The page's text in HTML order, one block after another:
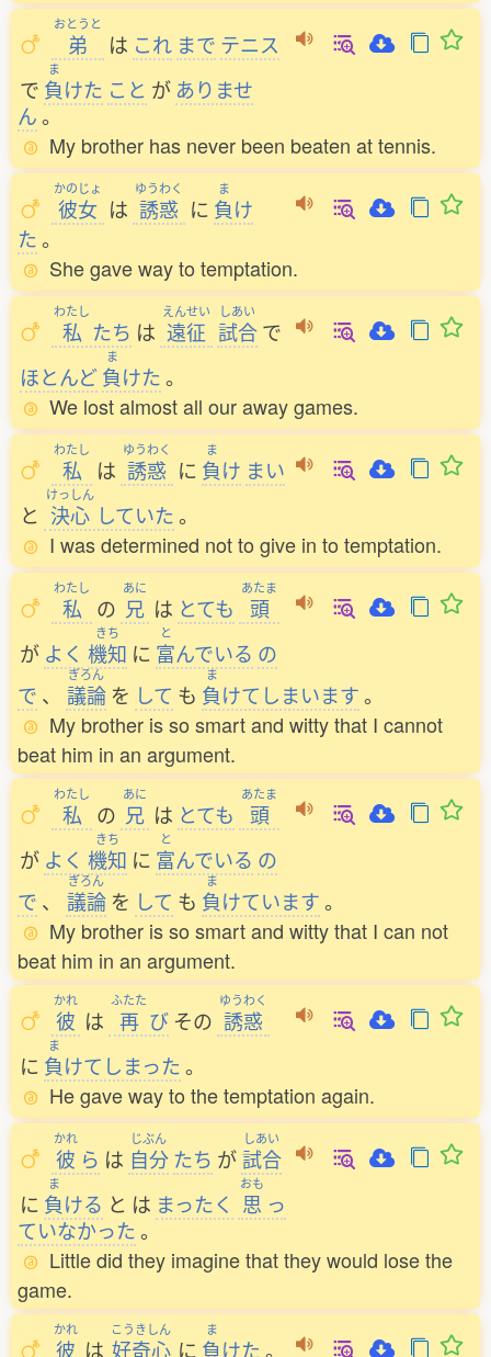
おとうと
弟 は これ まで テニス
で
ま
負けた こと が ありませ
ん。
My brother has never been beaten at tennis.
かのじょ
彼女 は
ゆうわく
誘惑 に
ま
負け
た。
She gave way to temptation.
わたし
私 たち は
えんせい
遠征
しあい
試合 で
ほとんど
ま
負けた。
We lost almost all our away games.
わたし
私 は
ゆうわく
誘惑 に
ま
負け まい
と
けっしん
決心 していた。
I was determined not to give in to temptation.
わたし
私 の
あに
兄 は とても
あたま
頭
が よく
きち
機知 に
と
富んでいる の
で 、
ぎろん
議論 を して も
ま
負けてしまいます。
My brother is so smart and witty that I cannot
beat him in an argument.
わたし
私 の
あに
兄 は とても
あたま
頭
が よく
きち
機知 に
と
富んでいる の
で 、
ぎろん
議論 を して も
ま
負けています。
My brother is so smart and witty that I can not
beat him in an argument.
かれ
彼 は
ふたた
再 び その
ゆうわく
誘惑
に
ま
負けてしまった。
He gave way to the temptation again.
かれ
彼 ら は
じぶん
自分 たち が
しあい
試合
に
ま
負ける と は まったく
おも
思 っ
ていなかった。
Little did they imagine that they would lose the
game.
かれ
彼 は
こうきしん
好奇心 に
ま
負けた 。